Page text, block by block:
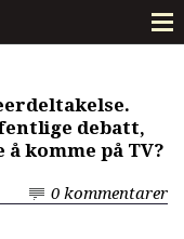
debatt,
komme på TV?
0 kommentarer